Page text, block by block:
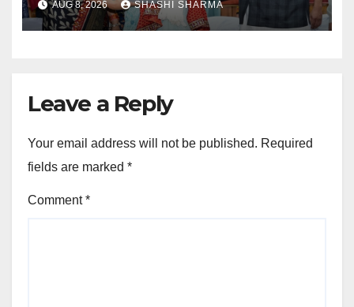
AUG 8, 2026 SHASHI SHARMA
Leave a Reply
Your email address will not be published. Required
fields are marked *
Comment*